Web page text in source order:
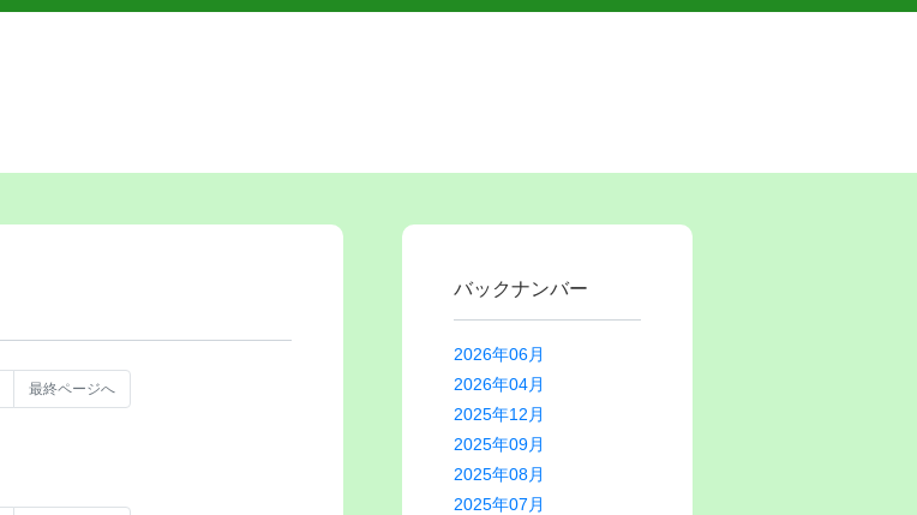
最終ページへ
バックナンバー
2026年06月
2026年04月
2025年12月
2025年09月
2025年08月
2025年07月